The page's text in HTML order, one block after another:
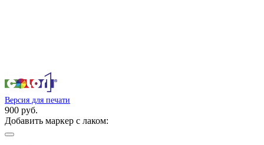
Версия для печати
900 руб.
Добавить маркер с лаком: